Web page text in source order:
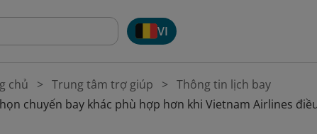
VI
chủ Trung tâm trợ giúp
Thông tin lịch bay
chuyến bay khác phù hợp hơn khi Vietnam Airlines